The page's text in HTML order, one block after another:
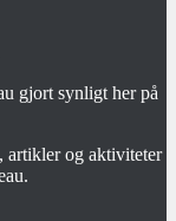
gjort synligt her på
artikler og aktiviteter